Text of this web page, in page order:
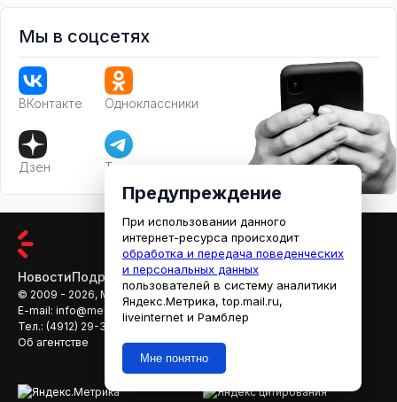
Мы в соцсетях
ВКонтакте Одноклассники
Дзен Телеграм
НовостиПодробностиАфишаКино
© 2009 - 2026, МЕДИАРЯЗАНЬ
E-mail: info@mediaryazan.ru,reklama@mediaryazan.ru
Тел.: (4912) 29-33-66
Об агентстве
Предупреждение
При использовании данного
интернет-ресурса происходит
обработка и передача поведенческих
и персональных данных
пользователей в систему аналитики
Яндекс.Метрика, top.mail.ru,
liveinternet и Рамблер
Мне понятно